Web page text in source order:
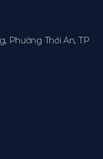
Phường Thới An, TP